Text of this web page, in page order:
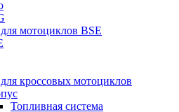
мотоциклов BSE
кроссовых мотоциклов
Топливная система